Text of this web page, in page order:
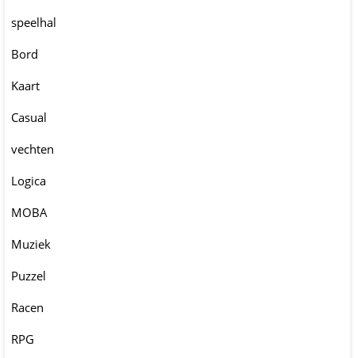
speelhal
Bord
Kaart
Casual
vechten
Logica
MOBA
Muziek
Puzzel
Racen
RPG